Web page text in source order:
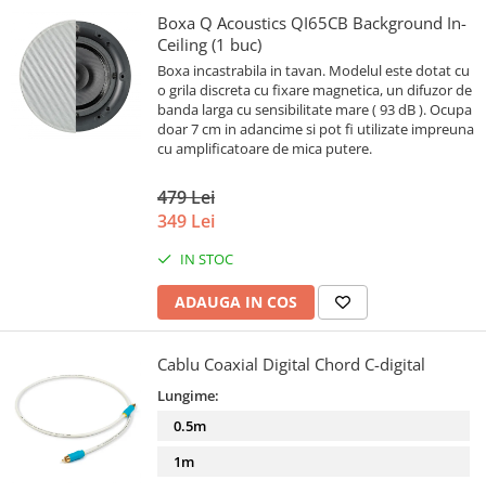
Boxa Q Acoustics QI65CB Background In-
Ceiling (1 buc)
Boxa incastrabila in tavan. Modelul este dotat cu
o grila discreta cu fixare magnetica, un difuzor de
banda larga cu sensibilitate mare ( 93 dB ). Ocupa
doar 7 cm in adancime si pot fi utilizate impreuna
cu amplificatoare de mica putere.
479 Lei
349 Lei
IN STOC
ADAUGA IN COS
Cablu Coaxial Digital Chord C-digital
Lungime:
0.5m
1m